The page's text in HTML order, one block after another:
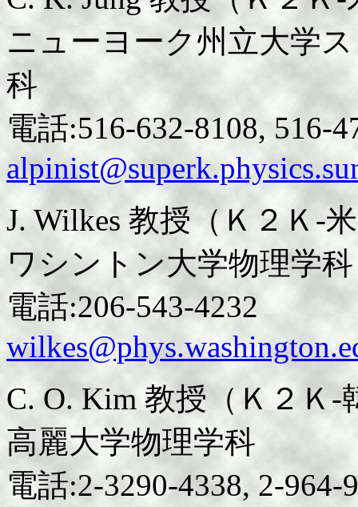
ニューヨーク州立大学
科
電話:516-632-8108, 516-
J. Wilkes 教授（Ｋ２Ｋ-
ワシントン大学物理学科
電話:206-543-4232
C. O. Kim 教授（Ｋ２Ｋ-
高麗大学物理学科
電話:2-3290-4338, 2-964-